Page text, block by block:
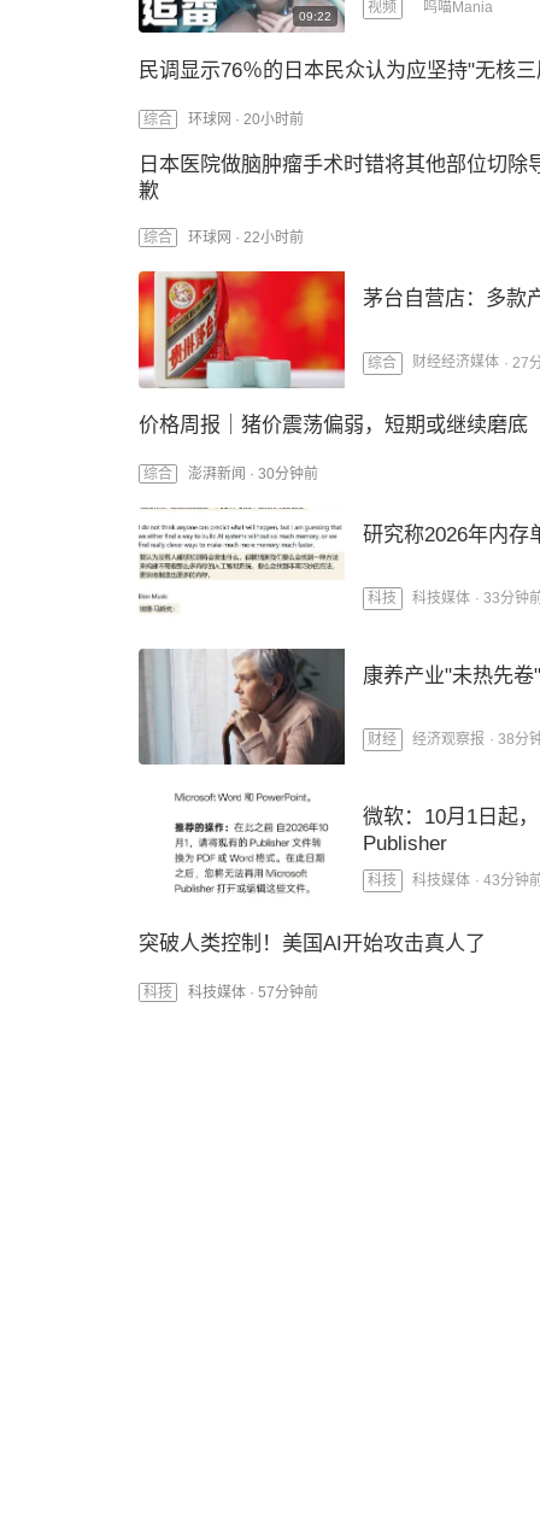
09:22 视频 呜喵Mania
民调显示76％的日本民众认为应坚持"无核
综合 环球网 · 20小时前
日本医院做脑肿瘤手术时错将其他部位切
歉
综合 环球网 · 22小时前
茅台自营店：多款
综合 财经经济媒体 · 27
价格周报｜猪价震荡偏弱，短期或继续磨底
综合 澎湃新闻 · 30分钟前
研究称2026年内存
科技 科技媒体 · 33分钟
康养产业"未热先
财经 经济观察报 · 38分
微软：10月1日起
Publisher
科技 科技媒体 · 43分钟
突破人类控制！美国AI开始攻击真人了
科技 科技媒体 · 57分钟前